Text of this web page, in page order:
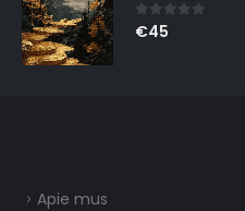
0out of 5
€45
Apie mus